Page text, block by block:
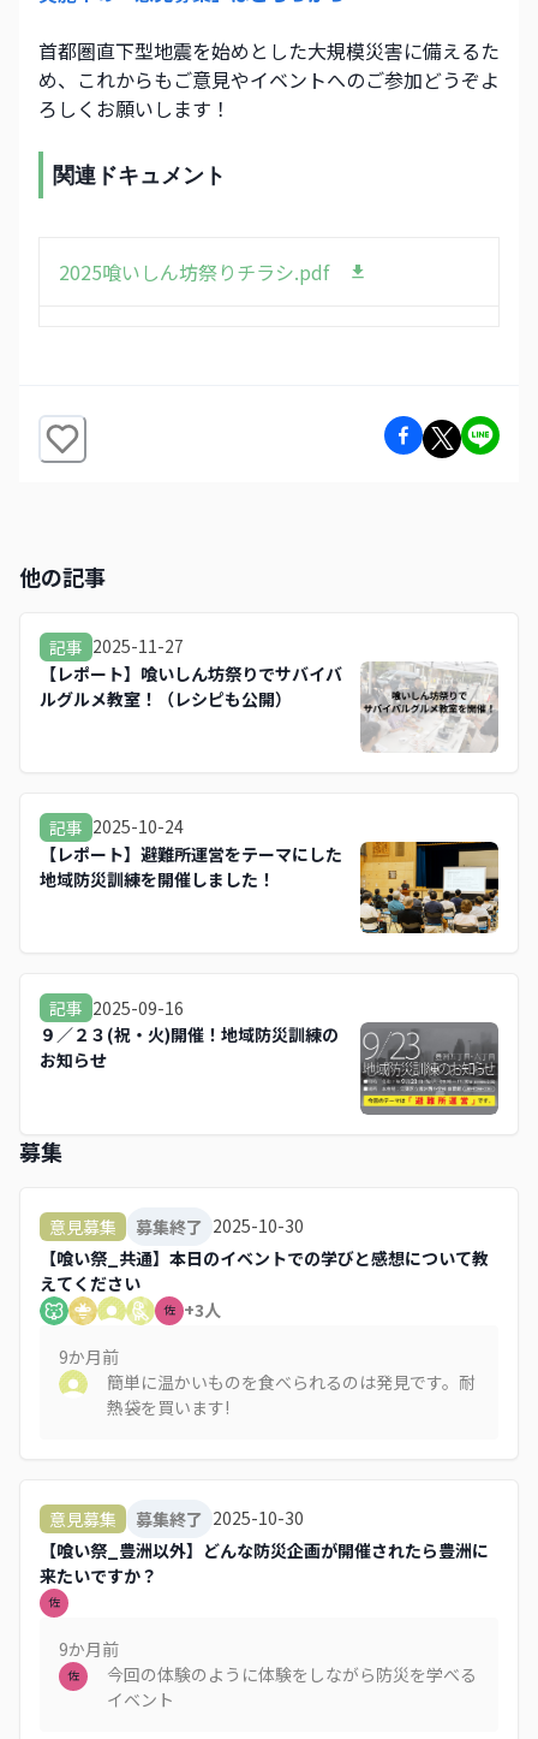
首都圏直下型地震を始めとした大規模災害に備えるた
め、これからもご意見やイベントへのご参加どうぞよ
ろしくお願いします！
関連ドキュメント
2025喰いしん坊祭りチラシ.pdf
他の記事
記事 2025-11-27
【レポート】喰いしん坊祭りでサバイバ
ルグルメ教室！（レシピも公開）
記事 2025-10-24
【レポート】避難所運営をテーマにした
地域防災訓練を開催しました！
記事 2025-09-16
９／２３(祝・火)開催！地域防災訓練の
お知らせ
募集
意見募集 募集終了 2025-10-30
【喰い祭_共通】本日のイベントでの学びと感想について教
えてください
佐 +3人
9か月前
簡単に温かいものを食べられるのは発見です。耐
熱袋を買います!
意見募集 募集終了 2025-10-30
【喰い祭_豊洲以外】どんな防災企画が開催されたら豊洲に
来たいですか？
佐
9か月前
佐
今回の体験のように体験をしながら防災を学べる
イベント